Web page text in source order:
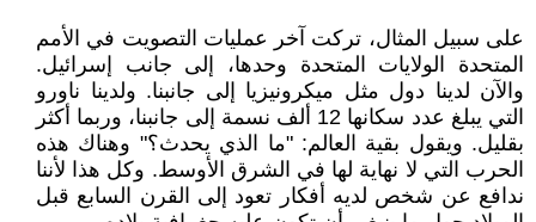
على سبيل المثال، تركت آخر عمليات التصويت في الأمم
المتحدة الولايات المتحدة وحدها، إلى جانب إسرائيل.
والآن لدينا دول مثل ميكرونيزيا إلى جانبنا. ولدينا ناورو
التي يبلغ عدد سكانها 12 ألف نسمة إلى جانبنا، وربما أكثر
بقليل. ويقول بقية العالم: "ما الذي يحدث؟" وهناك هذه
الحرب التي لا نهاية لها في الشرق الأوسط. وكل هذا لأننا
ندافع عن شخص لديه أفكار تعود إلى القرن السابع قبل